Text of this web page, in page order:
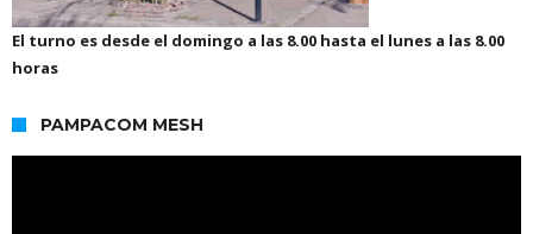
El turno es desde el domingo a las 8.00 hasta el lunes a las 8.00
horas
PAMPACOM MESH